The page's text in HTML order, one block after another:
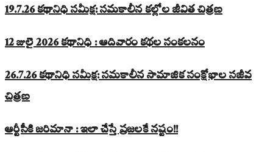
19.7.26 కథానిధి సమీక్ష: సమకాలీన కల్లోల జీవిత చిత్రణ
12 జులై 2026 కథానిధి : ఆదివారం కథల సంకలనం
26.7.26 కథానిధి సమీక్ష: సమకాలీన సామాజిక సంక్షోభాల సజీవ
చిత్రణ
ఆర్టీసీకి జరిమానా : ఇలా చేస్తే ప్రజలకే నష్టం!!